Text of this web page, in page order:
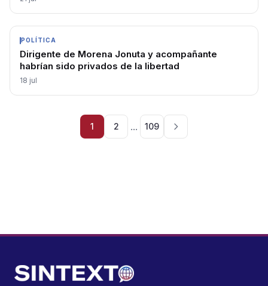
POLÍTICA
Dirigente de Morena Jonuta y acompañante
habrían sido privados de la libertad
18 jul
1 2 ... 109